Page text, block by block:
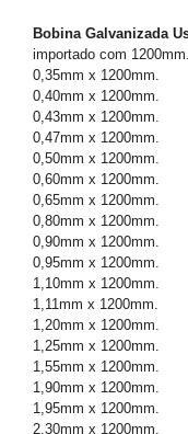
Bobina Galvanizada
importado com 1200mm.
0,35mm x 1200mm.
0,40mm x 1200mm.
0,43mm x 1200mm.
0,47mm x 1200mm.
0,50mm x 1200mm.
0,60mm x 1200mm.
0,65mm x 1200mm.
0,80mm x 1200mm.
0,90mm x 1200mm.
0,95mm x 1200mm.
1,10mm x 1200mm.
1,11mm x 1200mm.
1,20mm x 1200mm.
1,25mm x 1200mm.
1,55mm x 1200mm.
1,90mm x 1200mm.
1,95mm x 1200mm.
2,30mm x 1200mm.